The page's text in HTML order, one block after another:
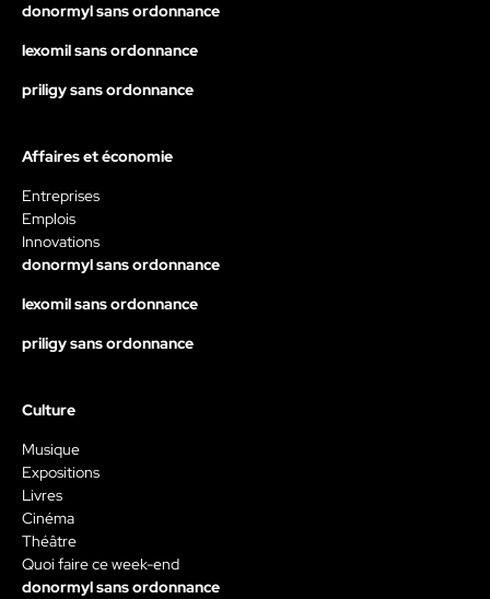
donormyl sans ordonnance
lexomil sans ordonnance
priligy sans ordonnance
Affaires et économie
Entreprises
Emplois
Innovations
donormyl sans ordonnance
lexomil sans ordonnance
priligy sans ordonnance
Culture
Musique
Expositions
Livres
Cinéma
Théâtre
Quoi faire ce week-end
donormyl sans ordonnance